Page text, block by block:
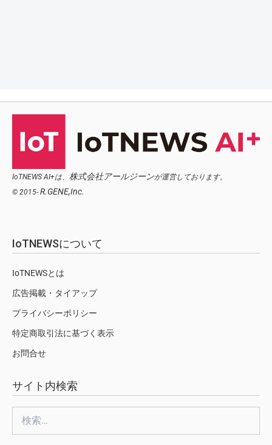
IoTNEWS AI+は、 株式会社アールジーンが運営しております。
© 2015- R.GENE,Inc.
IoTNEWSについて
IoTNEWSとは
広告掲載・タイアップ
プライバシーポリシー
特定商取引法に基づく表示
お問合せ
サイト内検索